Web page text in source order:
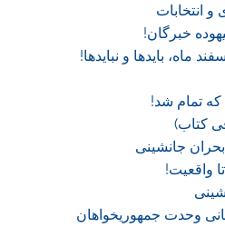
انتخابات
خبرگان!
ماه، بایدها و نبایدها!
که تمام شد!
کتاب)
جانشینی
واقعیت!
وحدت جمهوریخواهان